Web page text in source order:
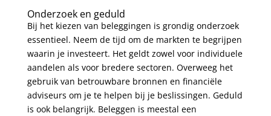
Onderzoek en geduld
Bij het kiezen van beleggingen is grondig onderzoek
essentieel. Neem de tijd om de markten te begrijpen
waarin je investeert. Het geldt zowel voor individuele
aandelen als voor bredere sectoren. Overweeg het
gebruik van betrouwbare bronnen en financiële
adviseurs om je te helpen bij je beslissingen. Geduld
is ook belangrijk. Beleggen is meestal een